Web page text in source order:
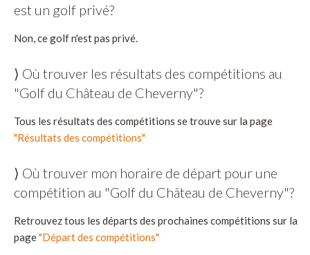
est un golf privé?
Non, ce golf n'est pas privé.
⟩ Où trouver les résultats des compétitions au
"Golf du Château de Cheverny"?
Tous les résultats des compétitions se trouve sur la page
"Résultats des compétitions"
⟩ Où trouver mon horaire de départ pour une
compétition au "Golf du Château de Cheverny"?
Retrouvez tous les départs des prochaines compétitions sur la
page"Départ des compétitions"